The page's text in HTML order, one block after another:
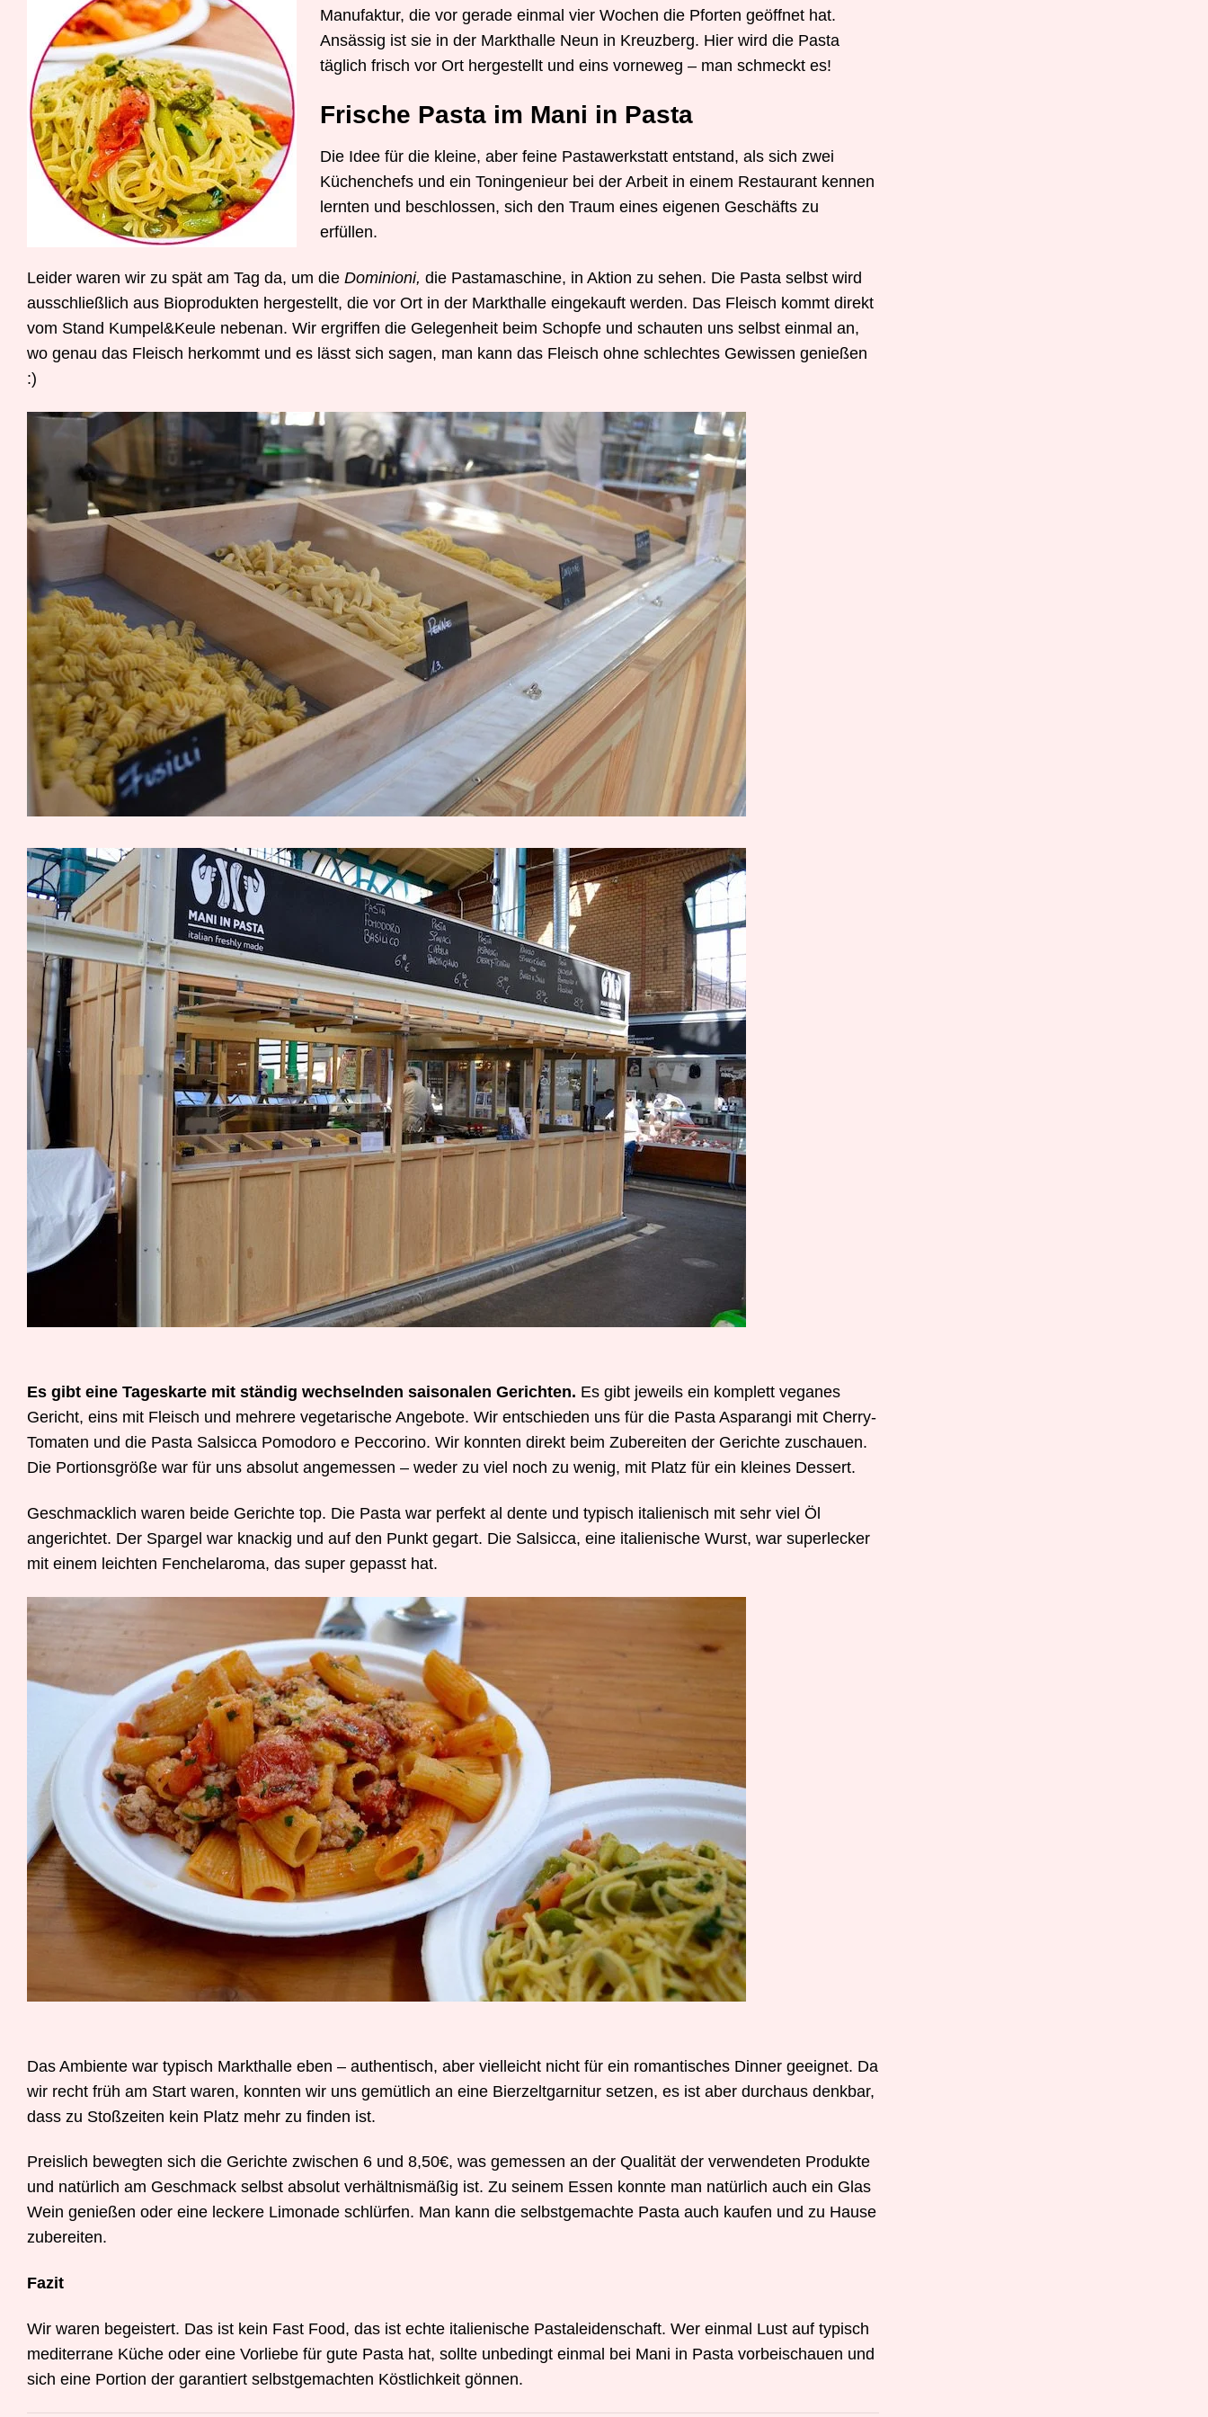
Manufaktur, die vor gerade einmal vier Wochen die Pforten geöffnet hat.
Ansässig ist sie in der Markthalle Neun in Kreuzberg. Hier wird die Pasta
täglich frisch vor Ort hergestellt und eins vorneweg – man schmeckt es!
Frische Pasta im Mani in Pasta
Die Idee für die kleine, aber feine Pastawerkstatt entstand, als sich zwei
Küchenchefs und ein Toningenieur bei der Arbeit in einem Restaurant kennen
lernten und beschlossen, sich den Traum eines eigenen Geschäfts zu
erfüllen.
Leider waren wir zu spät am Tag da, um die Dominioni, die Pastamaschine, in Aktion zu sehen. Die Pasta selbst wird
ausschließlich aus Bioprodukten hergestellt, die vor Ort in der Markthalle eingekauft werden. Das Fleisch kommt direkt
vom Stand Kumpel&Keule nebenan. Wir ergriffen die Gelegenheit beim Schopfe und schauten uns selbst einmal an,
wo genau das Fleisch herkommt und es lässt sich sagen, man kann das Fleisch ohne schlechtes Gewissen genießen
:)
Es gibt eine Tageskarte mit ständig wechselnden saisonalen Gerichten. Es gibt jeweils ein komplett veganes
Gericht, eins mit Fleisch und mehrere vegetarische Angebote. Wir entschieden uns für die Pasta Asparangi mit Cherry-
Tomaten und die Pasta Salsicca Pomodoro e Peccorino. Wir konnten direkt beim Zubereiten der Gerichte zuschauen.
Die Portionsgröße war für uns absolut angemessen – weder zu viel noch zu wenig, mit Platz für ein kleines Dessert.
Geschmacklich waren beide Gerichte top. Die Pasta war perfekt al dente und typisch italienisch mit sehr viel Öl
angerichtet. Der Spargel war knackig und auf den Punkt gegart. Die Salsicca, eine italienische Wurst, war superlecker
mit einem leichten Fenchelaroma, das super gepasst hat.
Das Ambiente war typisch Markthalle eben – authentisch, aber vielleicht nicht für ein romantisches Dinner geeignet. Da
wir recht früh am Start waren, konnten wir uns gemütlich an eine Bierzeltgarnitur setzen, es ist aber durchaus denkbar,
dass zu Stoßzeiten kein Platz mehr zu finden ist.
Preislich bewegten sich die Gerichte zwischen 6 und 8,50€, was gemessen an der Qualität der verwendeten Produkte
und natürlich am Geschmack selbst absolut verhältnismäßig ist. Zu seinem Essen konnte man natürlich auch ein Glas
Wein genießen oder eine leckere Limonade schlürfen. Man kann die selbstgemachte Pasta auch kaufen und zu Hause
zubereiten.
Fazit
Wir waren begeistert. Das ist kein Fast Food, das ist echte italienische Pastaleidenschaft. Wer einmal Lust auf typisch
mediterrane Küche oder eine Vorliebe für gute Pasta hat, sollte unbedingt einmal bei Mani in Pasta vorbeischauen und
sich eine Portion der garantiert selbstgemachten Köstlichkeit gönnen.